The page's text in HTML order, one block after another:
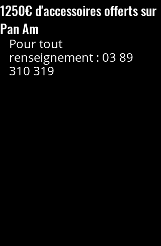
1250€ d'accessoires offerts sur
Pan Am
Pour tout
renseignement : 03 89
310 319